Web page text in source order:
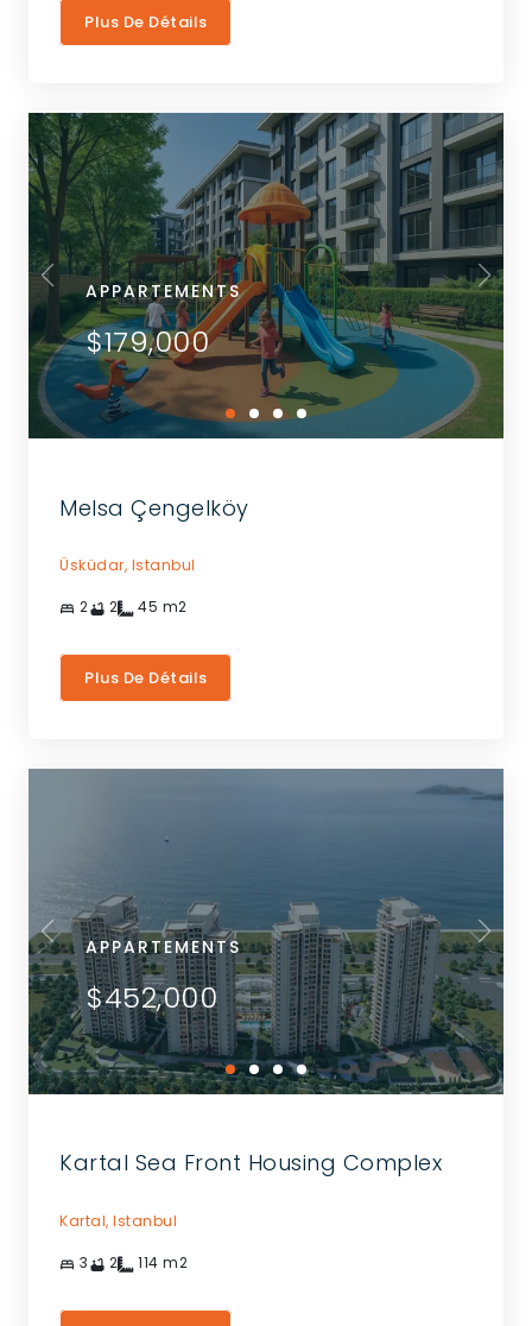
Plus De Détails
APPARTEMENTS
$179,000
Melsa Çengelköy
Üsküdar, Istanbul
2 2 45 m2
Plus De Détails
APPARTEMENTS
$452,000
Kartal Sea Front Housing Complex
Kartal, Istanbul
3 2 114 m2